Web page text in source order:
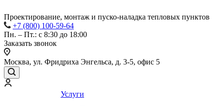
Проектирование, монтаж и пуско-наладка тепловых пунктов
+7 (800) 100-59-64
Пн. – Пт.: с 8:30 до 18:00
Заказать звонок
Москва, ул. Фридриха Энгельса, д. 3-5, офис 5
Услуги